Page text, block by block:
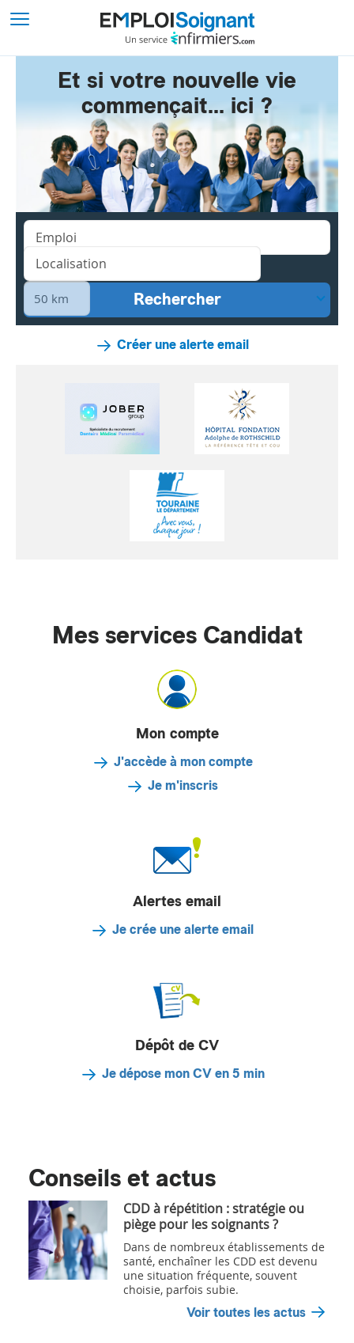
Et si votre nouvelle vie
commençait... ici ?
Créer une alerte email
Mes services Candidat
Mon compte
J'accède à mon compte
Je m'inscris
Alertes email
Je crée une alerte email
Dépôt de CV
Je dépose mon CV en 5 min
Conseils et actus
CDD à répétition : stratégie ou
piège pour les soignants ?
Dans de nombreux établissements de
santé, enchaîner les CDD est devenu
une situation fréquente, souvent
choisie, parfois subie.
Voir toutes les actus